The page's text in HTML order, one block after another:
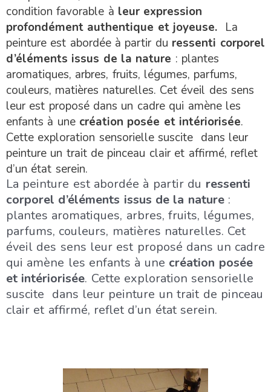
condition favorable à leur expression
profondément authentique et joyeuse. La
peinture est abordée à partir du ressenti corporel
d’éléments issus de la nature : plantes
aromatiques, arbres, fruits, légumes, parfums,
couleurs, matières naturelles. Cet éveil des sens
leur est proposé dans un cadre qui amène les
enfants à une création posée et intériorisée.
Cette exploration sensorielle suscite dans leur
peinture un trait de pinceau clair et affirmé, reflet
d’un état serein.
La peinture est abordée à partir du ressenti
corporel d’éléments issus de la nature :
plantes aromatiques, arbres, fruits, légumes,
parfums, couleurs, matières naturelles. Cet
éveil des sens leur est proposé dans un cadre
qui amène les enfants à une création posée
et intériorisée. Cette exploration sensorielle
suscite dans leur peinture un trait de pinceau
clair et affirmé, reflet d’un état serein.